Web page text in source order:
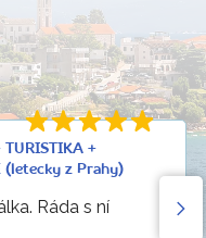
+
(letecky z Prahy)
Ráda s ní